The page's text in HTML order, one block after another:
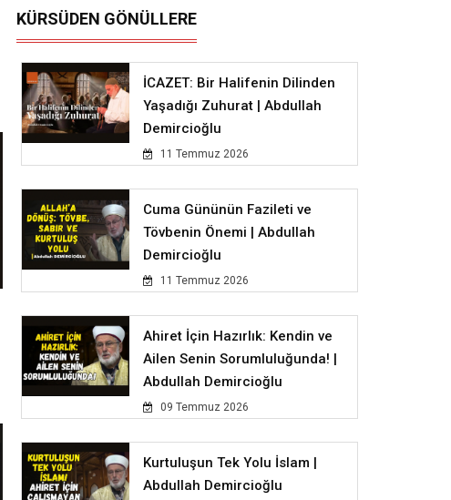
KÜRSÜDEN GÖNÜLLERE
İCAZET: Bir Halifenin Dilinden
Yaşadığı Zuhurat | Abdullah
Demircioğlu
11 Temmuz 2026
Cuma Gününün Fazileti ve
Tövbenin Önemi | Abdullah
Demircioğlu
11 Temmuz 2026
Ahiret İçin Hazırlık: Kendin ve
Ailen Senin Sorumluluğunda! |
Abdullah Demircioğlu
09 Temmuz 2026
Kurtuluşun Tek Yolu İslam |
Abdullah Demircioğlu